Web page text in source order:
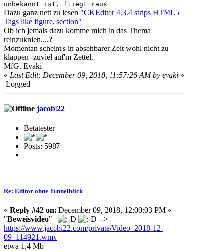
unbekannt ist, fliegt raus
Dazu ganz nett zu lesen "CKEditor 4.3.4 strips HTML5
Tags like figure, section"
Ob ich jemals dazu komme mich in das Thema
reinzuknien....?
Momentan scheint's in absehbarer Zeit wohl nicht zu
klappen -zuviel auf'm Zettel.
MfG. Evaki
« Last Edit: December 09, 2018, 11:57:26 AM by evaki »
Logged
jacobi22
Betatester
Posts: 5987
Re: Editor ohne Tunnelblick
« Reply #42 on: December 09, 2018, 12:00:03 PM »
"Beweisvideo"
-->
https://www.jacobi22.com/private/Video_2018-12-
09_114921.wmv
etwa 1,4 Mb